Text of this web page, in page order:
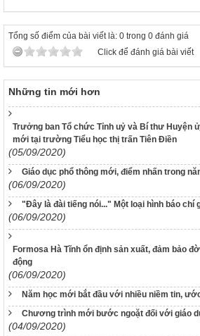
Tổng số điểm của bài viết là: 0 trong 0 đánh giá
Click để đánh giá bài viết
Những tin mới hơn
Trưởng ban Tổ chức Tỉnh uỷ và Bí thư Huyện
mới tại trường Tiểu học thị trấn Tiên Điền
(05/09/2020)
Giáo dục phổ thông mới, điểm nhấn trong
(06/09/2020)
"Đây là đài tiếng nói..." Một loại hình báo chí
(06/09/2020)
Formosa Hà Tĩnh ổn định sản xuất, đảm bảo
động
(06/09/2020)
Năm học mới bắt đầu với nhiều niềm tin,
Chương trình mới bước ngoặt đối với giáo
(04/09/2020)